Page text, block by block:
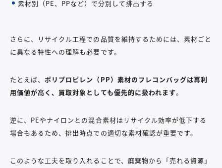
素材別（PE、PPなど）で分別して排出する
さらに、リサイクル工程での品質を維持するためには、素材ごと
に異なる特性への理解も必要です。
たとえば、ポリプロピレン（PP）素材のフレコンバッグは再利
用価値が高く、買取対象としても優先的に扱われます。
逆に、PEやナイロンとの混合素材はリサイクル効率が低下する
場合もあるため、排出時点での適切な素材確認が重要です。
このような工夫を取り入れることで、廃棄物から「売れる資源」